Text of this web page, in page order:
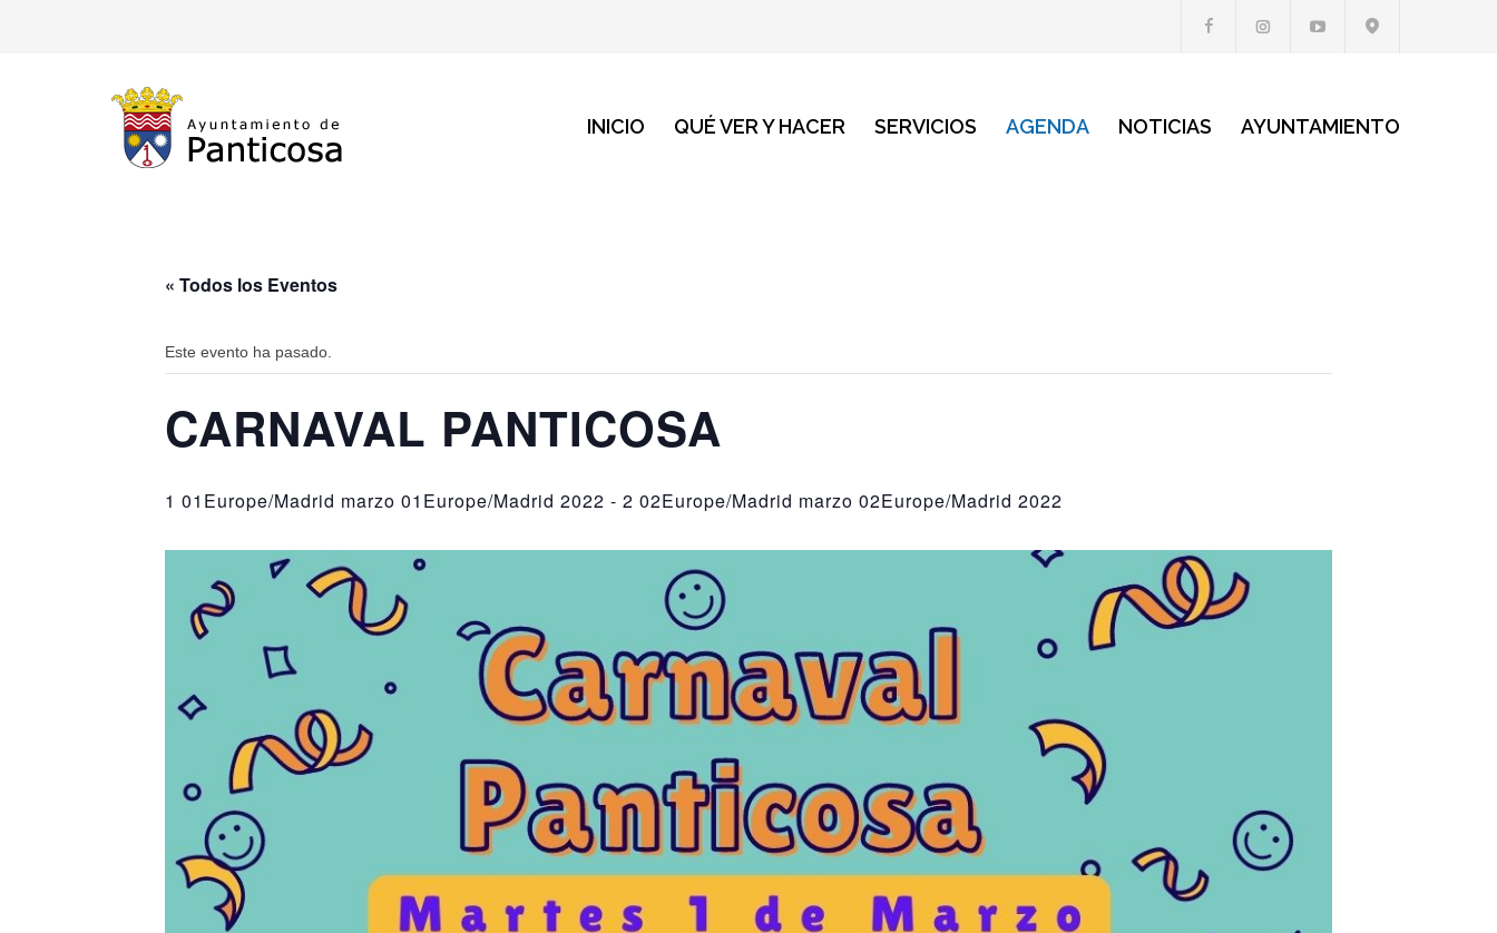
INICIO QUÉ VER Y HACER SERVICIOS AGENDA NOTICIAS AYUNTAMIENTO
« Todos los Eventos
Este evento ha pasado.
CARNAVAL PANTICOSA
1 01Europe/Madrid marzo 01Europe/Madrid 2022 - 2 02Europe/Madrid marzo 02Europe/Madrid 2022